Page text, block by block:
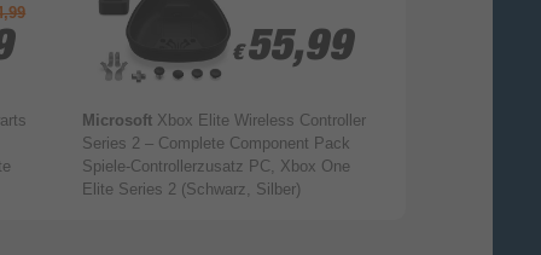
€ 55,99
€ 55,99
Microsoft Xbox Elite Wireless Controller
Series 2 – Complete Component Pack
Spiele-Controllerzusatz PC, Xbox One
Elite Series 2 (Schwarz, Silber)